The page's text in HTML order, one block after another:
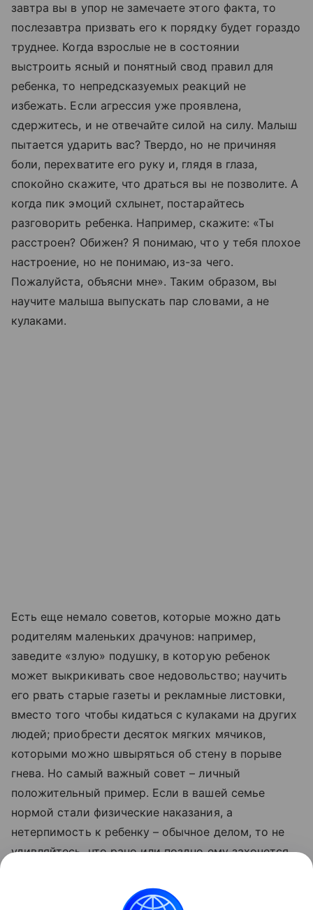
завтра вы в упор не замечаете этого факта, то
послезавтра призвать его к порядку будет гораздо
труднее. Когда взрослые не в состоянии
выстроить ясный и понятный свод правил для
ребенка, то непредсказуемых реакций не
избежать. Если агрессия уже проявлена,
сдержитесь, и не отвечайте силой на силу. Малыш
пытается ударить вас? Твердо, но не причиняя
боли, перехватите его руку и, глядя в глаза,
спокойно скажите, что драться вы не позволите. А
когда пик эмоций схлынет, постарайтесь
разговорить ребенка. Например, скажите: «Ты
расстроен? Обижен? Я понимаю, что у тебя плохое
настроение, но не понимаю, из-за чего.
Пожалуйста, объясни мне». Таким образом, вы
научите малыша выпускать пар словами, а не
кулаками.
Есть еще немало советов, которые можно дать
родителям маленьких драчунов: например,
заведите «злую» подушку, в которую ребенок
может выкрикивать свое недовольство; научить
его рвать старые газеты и рекламные листовки,
вместо того чтобы кидаться с кулаками на других
людей; приобрести десяток мягких мячиков,
которыми можно швыряться об стену в порыве
гнева. Но самый важный совет – личный
положительный пример. Если в вашей семье
нормой стали физические наказания, а
нетерпимость к ребенку – обычное делом, то не
удивляйтесь, что рано или поздно ему захочется
10 вредных советов невротической